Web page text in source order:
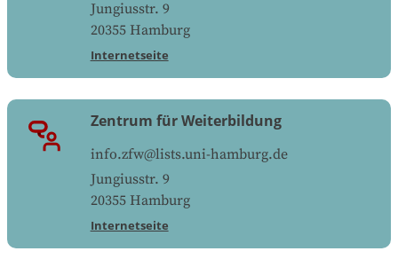
Jungiusstr. 9
20355 Hamburg
Internetseite
Zentrum für Weiterbildung
info.zfw@lists.uni-hamburg.de
Jungiusstr. 9
20355 Hamburg
Internetseite